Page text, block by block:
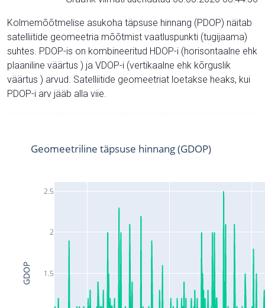
Kolmemõõtmelise asukoha täpsuse hinnang (PDOP) näitab
satelliitide geomeetria mõõtmist vaatluspunkti (tugijaama)
suhtes. PDOP-is on kombineeritud HDOP-i (horisontaalne ehk
plaaniline väärtus ) ja VDOP-i (vertikaalne ehk kõrguslik
väärtus ) arvud. Satelliitide geomeetriat loetakse heaks, kui
PDOP-i arv jääb alla viie.
1.5
2
2.5
Geomeetriline täpsuse hinnang (GDOP)
GDOP